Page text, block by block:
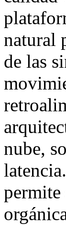
natural
de las
nube,
permite